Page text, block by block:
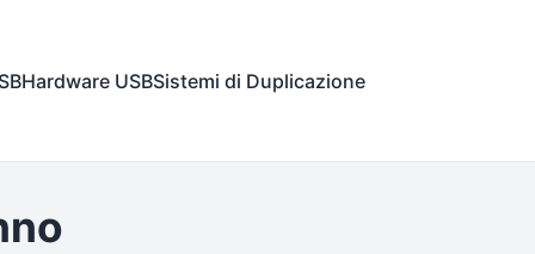
Hardware USBSistemi di Duplicazione